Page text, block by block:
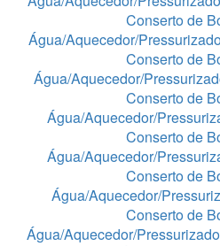
Conserto de
Água/Aquecedor/
Conserto de
Água/Aquecedor/
Conserto de
Água/Aquecedor/
Conserto de
Água/Aquecedor/
Conserto de
Água/Aquecedor/
Conserto de
Água/Aquecedor/